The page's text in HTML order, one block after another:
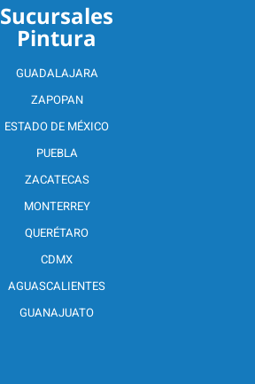
Sucursales
Pintura
GUADALAJARA
ZAPOPAN
ESTADO DE MÉXICO
PUEBLA
ZACATECAS
MONTERREY
QUERÉTARO
CDMX
AGUASCALIENTES
GUANAJUATO